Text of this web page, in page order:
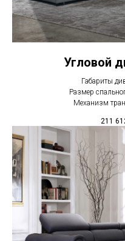
Угловой
Габариты
Размер
Механизм
211